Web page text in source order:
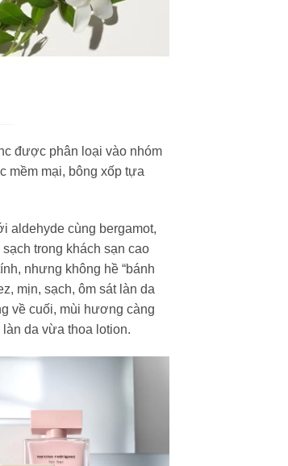
được phân loại vào nhóm
mềm mại, bông xốp tựa
aldehyde cùng bergamot,
trong khách sạn cao
nhưng không hề “bánh
mịn, sạch, ôm sát làn da
về cuối, mùi hương càng
da vừa thoa lotion.